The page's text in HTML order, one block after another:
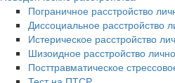
Пограничное расстройство
Диссоциальное расстройство
Истерическое расстройство
Шизоидное расстройство
Посттравматическое